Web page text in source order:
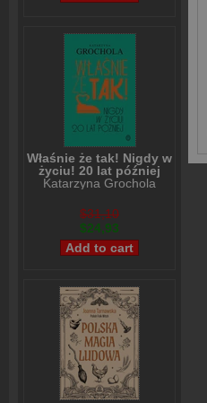
Właśnie że tak! Nigdy w
życiu! 20 lat później
Katarzyna Grochola
$31,10
$24,93